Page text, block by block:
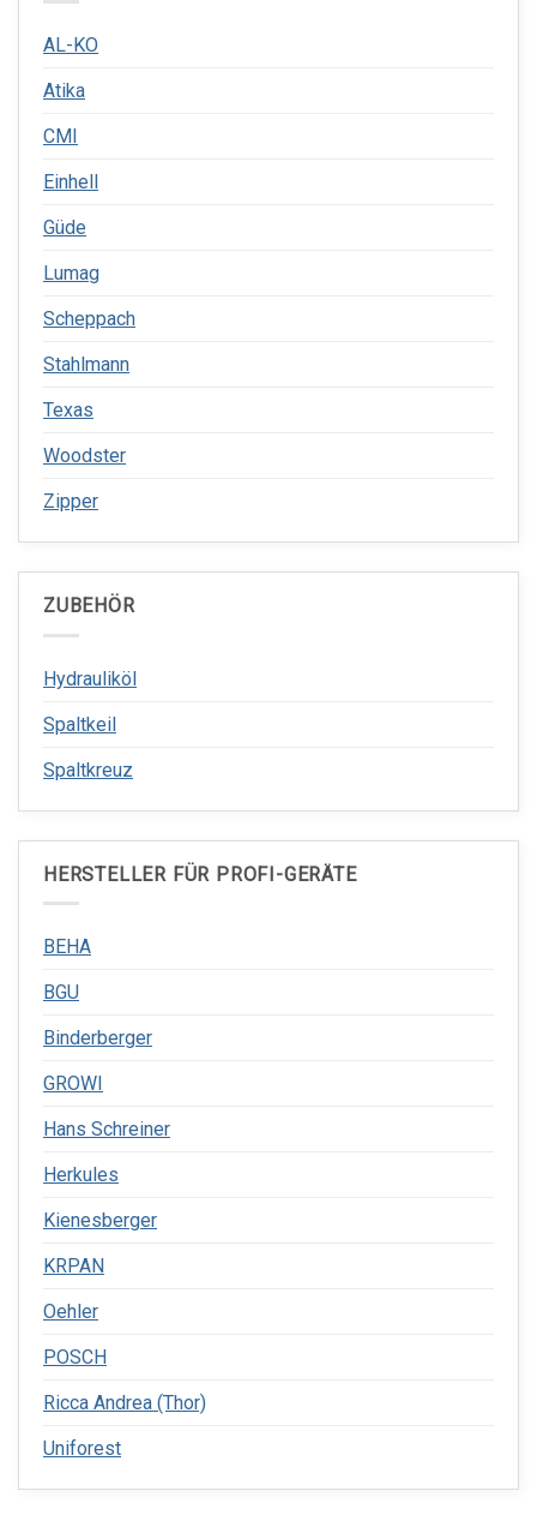
AL-KO
Atika
CMI
Einhell
Güde
Lumag
Scheppach
Stahlmann
Texas
Woodster
Zipper
ZUBEHÖR
Hydrauliköl
Spaltkeil
Spaltkreuz
HERSTELLER FÜR PROFI-GERÄTE
BEHA
BGU
Binderberger
GROWI
Hans Schreiner
Herkules
Kienesberger
KRPAN
Oehler
POSCH
Ricca Andrea (Thor)
Uniforest